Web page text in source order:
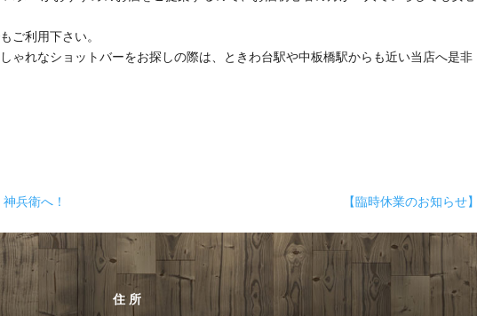
ご利用下さい。
ゃれなショットバーをお探しの際は、ときわ台駅や中板橋駅からも近い当店へ是非
兵衛へ！
【臨時休業のお知らせ】
住所